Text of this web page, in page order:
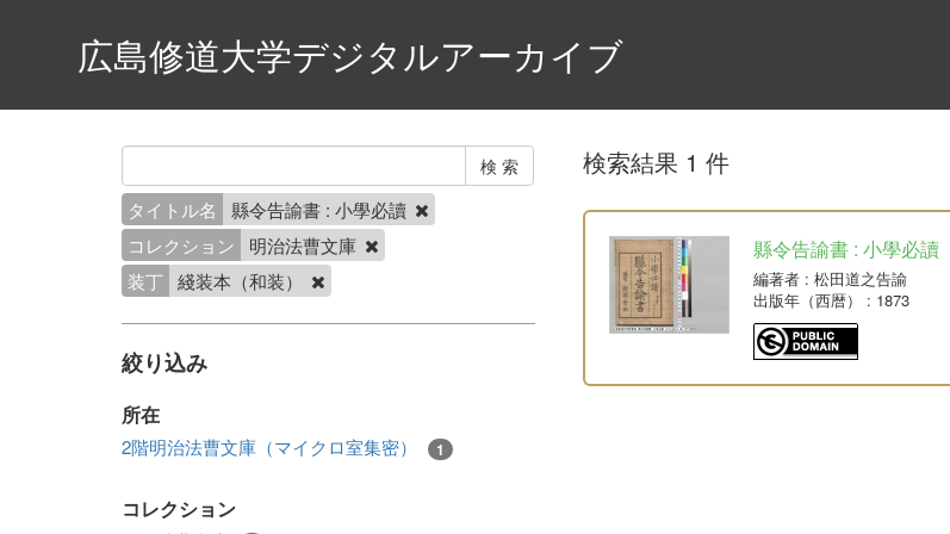
広島修道大学デジタルアーカイブ
タイトル名
縣令告諭書 : 小學必讀
コレクション
明治法曹文庫
装丁 綫装本（和装）
絞り込み
所在
2階明治法曹文庫（マイクロ室集密） 1
コレクション
検索結果 1 件
縣令告諭書 : 小學必讀
編著者: 松田道之告諭
出版年（西暦）
: 1873